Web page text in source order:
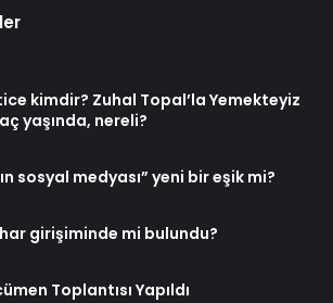
kimdir? Zuhal Topal’la Yemekteyiz
yaşında, nereli?
sosyal medyası” yeni bir eşik mi?
girişiminde mi bulundu?
Toplantısı Yapıldı